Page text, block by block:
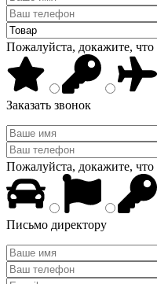
Пожалуйста, докажите,
Заказать звонок
Пожалуйста, докажите,
Письмо директору